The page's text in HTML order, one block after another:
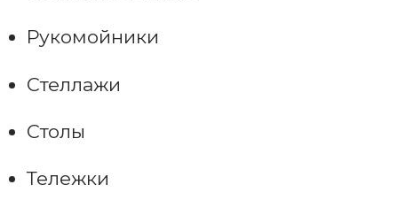
Рукомойники
Стеллажи
Столы
Тележки